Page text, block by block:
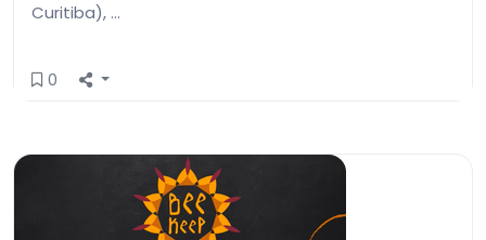
Curitiba), …
0